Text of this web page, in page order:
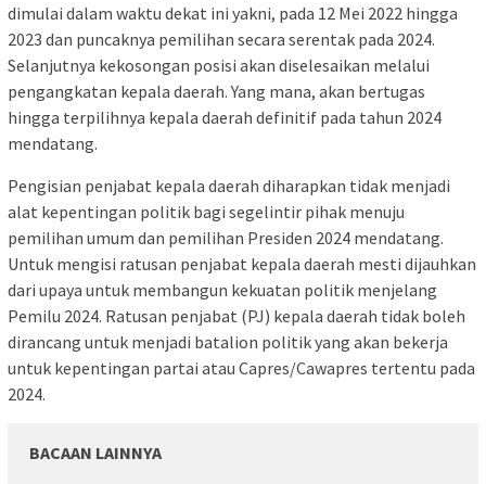
dimulai dalam waktu dekat ini yakni, pada 12 Mei 2022 hingga
2023 dan puncaknya pemilihan secara serentak pada 2024.
Selanjutnya kekosongan posisi akan diselesaikan melalui
pengangkatan kepala daerah. Yang mana, akan bertugas
hingga terpilihnya kepala daerah definitif pada tahun 2024
mendatang.
Pengisian penjabat kepala daerah diharapkan tidak menjadi
alat kepentingan politik bagi segelintir pihak menuju
pemilihan umum dan pemilihan Presiden 2024 mendatang.
Untuk mengisi ratusan penjabat kepala daerah mesti dijauhkan
dari upaya untuk membangun kekuatan politik menjelang
Pemilu 2024. Ratusan penjabat (PJ) kepala daerah tidak boleh
dirancang untuk menjadi batalion politik yang akan bekerja
untuk kepentingan partai atau Capres/Cawapres tertentu pada
2024.
BACAAN LAINNYA